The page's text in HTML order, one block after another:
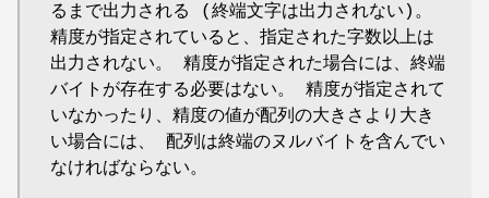
るまで出力される (終端文字は出力されない)。
精度が指定されていると、指定された字数以上は
出力されない。 精度が指定された場合には、終端
バイトが存在する必要はない。 精度が指定されて
いなかったり、精度の値が配列の大きさより大き
い場合には、 配列は終端のヌルバイトを含んでい
なければならない。